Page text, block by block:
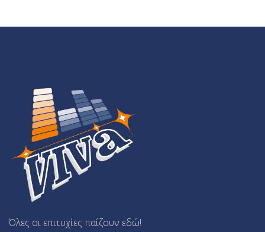
Όλες οι επιτυχίες παίζουν εδώ!